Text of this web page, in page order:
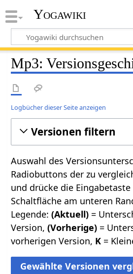
Yogawiki
Mp3:
Logbücher dieser Seite anzeigen
Versionen filtern
Auswahl des
Radiobuttons der zu
und drücke die
Schaltfläche am unteren
Legende:(Aktuell) =
Version,(Vorherige) =
vorherigen Version, K =